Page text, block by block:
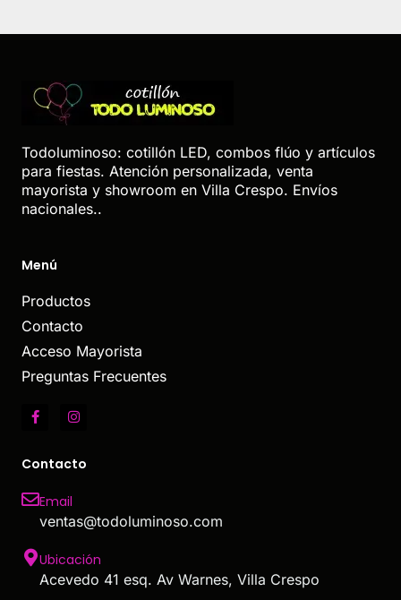
Todoluminoso: cotillón LED, combos flúo y artículos
para fiestas. Atención personalizada, venta
mayorista y showroom en Villa Crespo. Envíos
nacionales..
Menú
Productos
Contacto
Acceso Mayorista
Preguntas Frecuentes
Contacto
Email
ventas@todoluminoso.com
Ubicación
Acevedo 41 esq. Av Warnes, Villa Crespo